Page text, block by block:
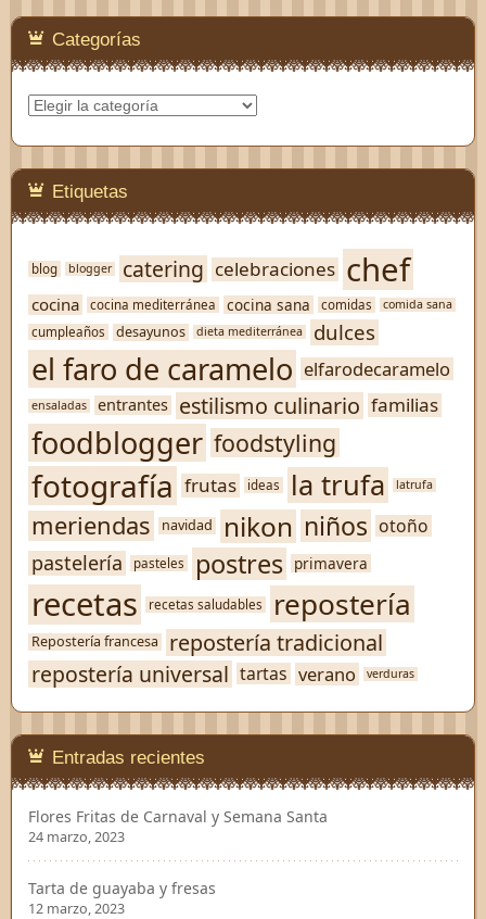
Categorías
Categorías
Etiquetas
blog blogger catering celebraciones chef
cocina cocina mediterránea cocina sana comidas comida sana
cumpleaños desayunos dieta mediterránea dulces
el faro de caramelo elfarodecaramelo
ensaladas entrantes estilismo culinario familias
foodblogger foodstyling
fotografía frutas ideas la trufa latrufa
meriendas navidad nikon niños otoño
pastelería pasteles postres primavera
recetas recetas saludables repostería
Repostería francesa
repostería tradicional
repostería universal tartas verano verduras
Entradas recientes
Flores Fritas de Carnaval y Semana Santa
24 marzo, 2023
Tarta de guayaba y fresas
12 marzo, 2023